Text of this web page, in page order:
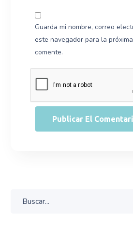
Guarda mi nombre, correo
este navegador para la
comente.